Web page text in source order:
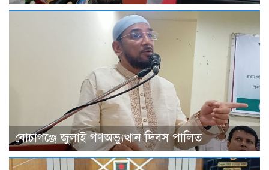
বোচাগঞ্জে জুলাই গণঅভ্যুত্থান দিবস পালিত